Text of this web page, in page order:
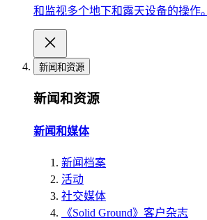
和监视多个地下和露天设备的操作。
新闻和资源
新闻和资源
新闻和媒体
新闻档案
活动
社交媒体
《Solid Ground》客户杂志